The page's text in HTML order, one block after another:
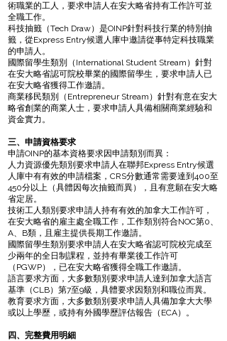
術職業的工人，要求申請人在安大略省持有工作許可並
全職工作。
科技抽籤（Tech Draw）是OINP針對科技行業的特別抽
籤，從Express Entry候選人庫中邀請從事特定科技職業
的申請人。
國際留學生類別（International Student Stream）針對
在安大略省認可院校畢業的國際留學生，要求申請人已
在安大略省獲得工作邀請。
商業移民類別（Entrepreneur Stream）針對有意在安大
略省創業的商業人士，要求申請人具備相關商業經驗和
資金實力。
三、申請資格要求
申請OINP的基本資格要求因申請類別而異：
人力資源優先類別要求申請人在聯邦Express Entry候選
人庫中有有效的申請檔案，CRS分數通常需要達到400至
450分以上（具體因每次抽籤而異），且有意願在安大略
省定居。
技術工人類別要求申請人持有有效的加拿大工作許可，
在安大略省的雇主處全職工作，工作類別符合NOC第0、
A、B類，且雇主提供長期工作邀請。
國際留學生類別要求申請人在安大略省認可院校完成至
少兩年的全日制課程，並持有畢業後工作許可
（PGWP），已在安大略省獲得全職工作邀請。
語言要求方面，大多數類別要求申請人達到加拿大語言
基準（CLB）第7至9級，具體要求因類別和職位而異。
教育要求方面，大多數類別要求申請人具備加拿大大學
或以上學歷，或持有外國學歷評估報告（ECA）。
四、完整費用明細